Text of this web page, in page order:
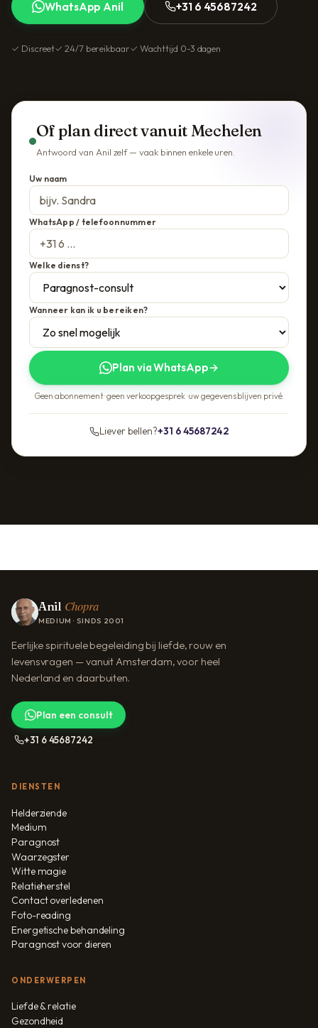
WhatsApp Anil +31 6 45687242
✓ Discreet✓ 24/7 bereikbaar✓ Wachttijd 0-3 dagen
Of plan direct vanuit Mechelen
Antwoord van Anil zelf — vaak binnen enkele uren.
Uw naam
WhatsApp / telefoonnummer
Welke dienst?
Wanneer kan ik u bereiken?
Plan via WhatsApp→
Geen abonnement · geen verkoopgesprek · uw gegevens blijven privé.
Liever bellen?+31 6 45687242
Anil Chopra
MEDIUM · SINDS 2001
Eerlijke spirituele begeleiding bij liefde, rouw en
levensvragen — vanuit Amsterdam, voor heel
Nederland en daarbuiten.
Plan een consult
+31 6 45687242
DIENSTEN
Helderziende
Medium
Paragnost
Waarzegster
Witte magie
Relatieherstel
Contact overledenen
Foto-reading
Energetische behandeling
Paragnost voor dieren
ONDERWERPEN
Liefde & relatie
Gezondheid